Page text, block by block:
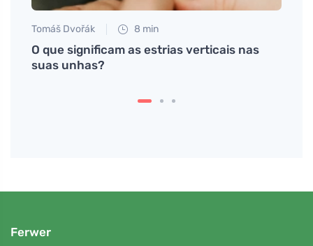
Tomáš Dvořák 8 min
O que significam as estrias verticais nas
suas unhas?
Ferwer